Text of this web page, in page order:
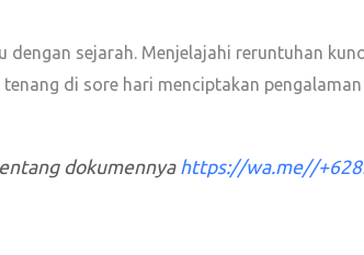
sejarah. Menjelajahi reruntuhan
di sore hari menciptakan
dokumennya https://wa.me//